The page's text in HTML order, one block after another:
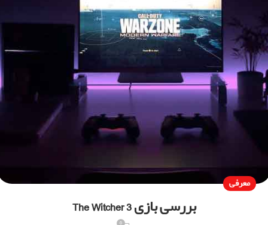
معرفی
بررسی بازی The Witcher 3
0